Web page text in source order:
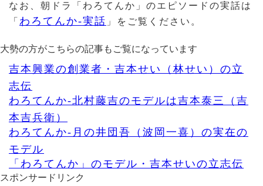
なお、朝ドラ「わろてんか」のエピソードの実話は
「 わろてんか-実話 」をご覧ください。
大勢の方がこちらの記事もご覧になっています
吉本興業の創業者・吉本せい（林せい）の立
志伝
わろてんか-北村藤吉のモデルは吉本泰三（吉
本吉兵衛）
わろてんか-月の井団吾（波岡一喜）の実在の
モデル
「わろてんか」のモデル・吉本せいの立志伝
スポンサードリンク